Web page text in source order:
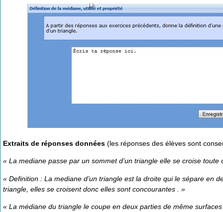
Extraits de réponses données (les réponses des élèves sont
« La mediane passe par un sommet d’un triangle elle se croise toute
« Definition : La mediane d’un triangle est la droite qui le sépare en
triangle, elles se croisent donc elles sont concourantes . »
« La médiane du triangle le coupe en deux parties de même